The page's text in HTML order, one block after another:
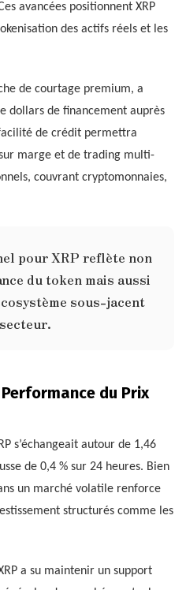
avancées positionnent XRP
des actifs réels et les
de courtage premium, a
dollars de financement auprès
de crédit permettra
marge et de trading multi-
couvrant cryptomonnaies,
pour XRP reflète non
du token mais aussi
sous-jacent
du Prix
s’échangeait autour de 1,46
de 0,4 % sur 24 heures. Bien
un marché volatile renforce
structurés comme les
a su maintenir un support